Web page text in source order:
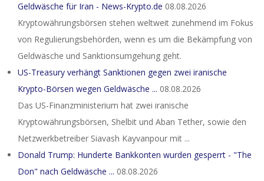
Geldwäsche für Iran - News-Krypto.de 08.08.2026
Kryptowährungsbörsen stehen weltweit zunehmend im Fokus
von Regulierungsbehörden, wenn es um die Bekämpfung von
Geldwäsche und Sanktionsumgehung geht.
US-Treasury verhängt Sanktionen gegen zwei iranische
Krypto-Börsen wegen Geldwäsche ... 08.08.2026
Das US-Finanzministerium hat zwei iranische
Kryptowährungsbörsen, Shelbit und Aban Tether, sowie den
Netzwerkbetreiber Siavash Kayvanpour mit ...
Donald Trump: Hunderte Bankkonten wurden gesperrt - "The
Don" nach Geldwäsche ... 08.08.2026